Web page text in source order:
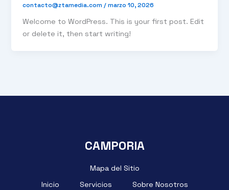
contacto@ztamedia.com /marzo 10, 2026
Welcome to WordPress. This is your first post. Edit
or delete it, then start writing!
CAMPORIA
Mapa del Sitio
Inicio
Servicios Sobre Nosotros